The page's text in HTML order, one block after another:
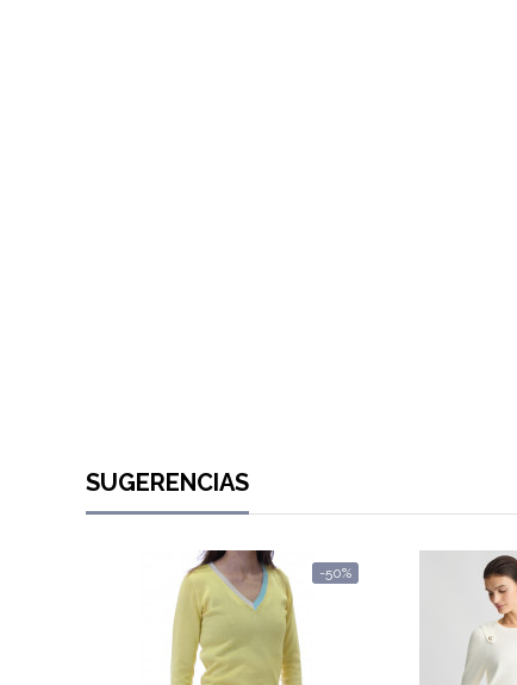
SUGERENCIAS
-50%